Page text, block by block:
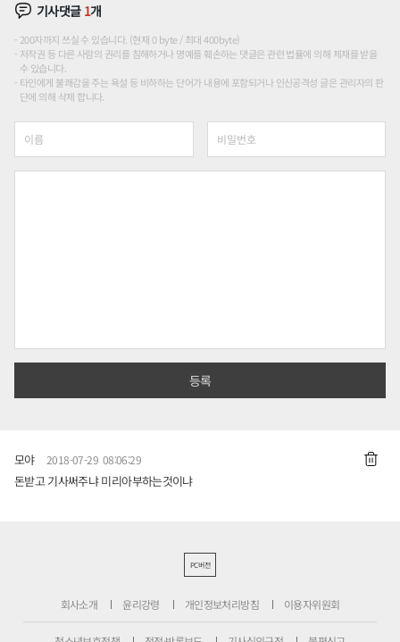
기사댓글 1개
200자까지 쓰실 수 있습니다. (현재 0 byte / 최대 400byte)
저작권 등 다른 사람의 권리를 침해하거나 명예를 훼손하는 댓글은 관련 법률에 의해 제재를 받을
수 있습니다.
타인에게 불쾌감을 주는 욕설 등 비하하는 단어가 내용에 포함되거나 인신공격성 글은 관리자의 판
단에 의해 삭제 합니다.
모야 2018-07-29 08:06:29
돈받고 기사써주냐 미리아부하는것이냐
PC버전
회사소개 윤리강령 개인정보처리방침 이용자위원회